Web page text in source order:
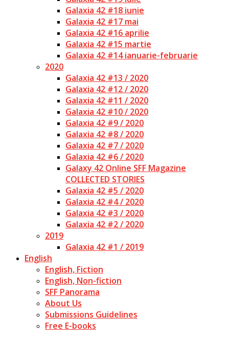
Galaxia 42 #18 iunie
Galaxia 42 #17 mai
Galaxia 42 #16 aprilie
Galaxia 42 #15 martie
Galaxia 42 #14 ianuarie-februarie
2020
Galaxia 42 #13 / 2020
Galaxia 42 #12 / 2020
Galaxia 42 #11 / 2020
Galaxia 42 #10 / 2020
Galaxia 42 #9 / 2020
Galaxia 42 #8 / 2020
Galaxia 42 #7 / 2020
Galaxia 42 #6 / 2020
Galaxy 42 Online SFF Magazine
COLLECTED STORIES
Galaxia 42 #5 / 2020
Galaxia 42 #4 / 2020
Galaxia 42 #3 / 2020
Galaxia 42 #2 / 2020
2019
Galaxia 42 #1 / 2019
English
English, Fiction
English, Non-fiction
SFF Panorama
About Us
Submissions Guidelines
Free E-books